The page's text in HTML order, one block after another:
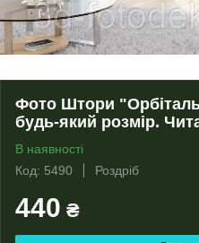
Фото Штори
будь-який розмір.
В наявності
Код: 5490
Роздріб
440 ₴